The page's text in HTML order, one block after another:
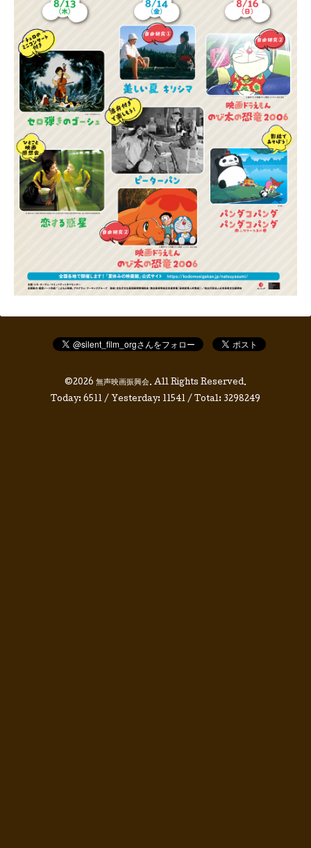
©2026 無声映画振興会. All Rights Reserved.
Today: 6511 / Yesterday: 11541 / Total: 3298249